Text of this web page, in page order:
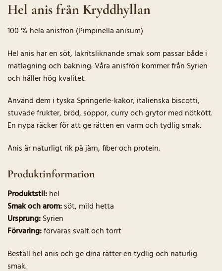
Hel anis från Kryddhyllan
100 % hela anisfrön (Pimpinella anisum)
Hel anis har en söt, lakritsliknande smak som passar både i
matlagning och bakning. Våra anisfrön kommer från Syrien
och håller hög kvalitet.
Använd dem i tyska Springerle-kakor, italienska biscotti,
stuvade frukter, bröd, soppor, curry och grytor med nötkött.
En nypa räcker för att ge rätten en varm och tydlig smak.
Anis är naturligt rik på järn, fiber och protein.
Produktinformation
Produktstil:hel
Smak och arom:söt, mild hetta
Ursprung:Syrien
Förvaring:förvaras svalt och torrt
Beställ hel anis och ge dina rätter en tydlig och naturlig
smak.